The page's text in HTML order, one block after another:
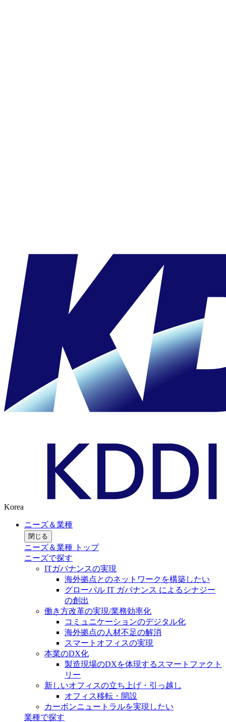
Korea
ニーズ＆業種
閉じる
ニーズ＆業種 トップ
ニーズで探す
ITガバナンスの実現
海外拠点とのネットワークを構築したい
グローバル IT ガバナンス によるシナジー
の創出
働き方改革の実現/業務効率化
コミュニケーションのデジタル化
海外拠点の人材不足の解消
スマートオフィスの実現
本業のDX化
製造現場のDXを体現するスマートファクト
リー
新しいオフィスの立ち上げ・引っ越し
オフィス移転・開設
カーボンニュートラルを実現したい
業種で探す